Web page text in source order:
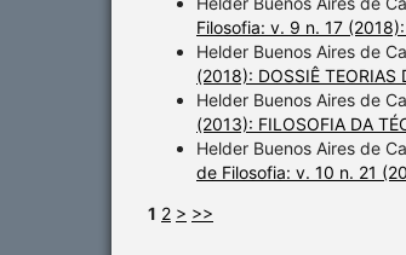
Filosofia: v. 9 n. 17
Helder Buenos Aires de
(2018): DOSSIÊ TEORIAS
Helder Buenos Aires de
(2013): FILOSOFIA DA
Helder Buenos Aires de
de Filosofia: v. 10 n. 21
1 2 > >>